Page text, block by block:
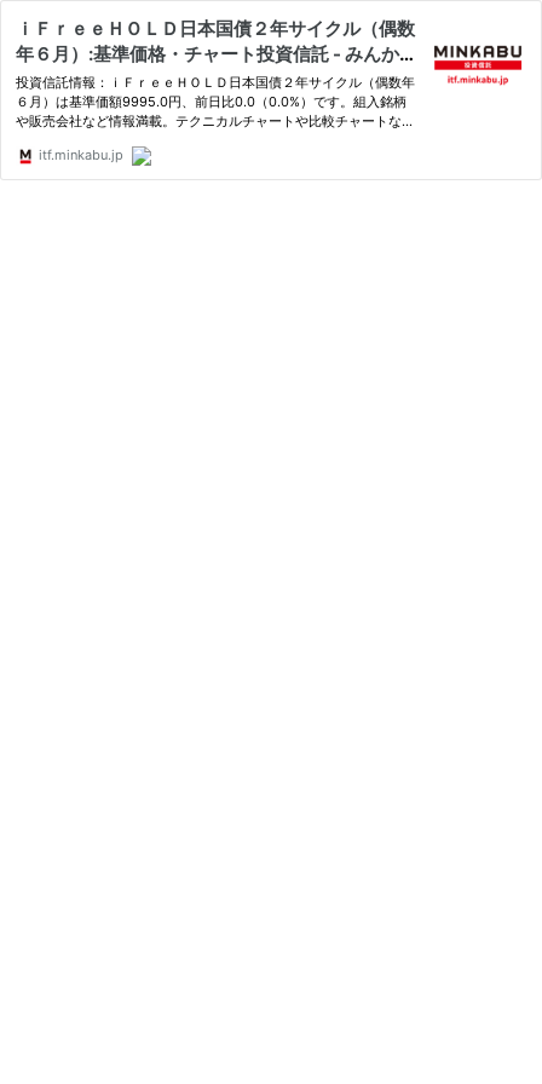
ｉＦｒｅｅＨＯＬＤ日本国債２年サイクル（偶数
年６月）:基準価格・チャート投資信託 - みんかぶ
投資信託
投資信託情報：ｉＦｒｅｅＨＯＬＤ日本国債２年サイクル（偶数年
６月）は基準価額9995.0円、前日比0.0（0.0%）です。組入銘柄
や販売会社など情報満載。テクニカルチャートや比較チャートなど
itf.minkabu.jp